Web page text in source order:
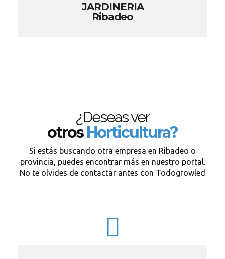
JARDINERIA
Ribadeo
¿Deseas ver
otrosHorticultura?
Si estás buscando otra empresa en Ribadeo o
provincia, puedes encontrar más en nuestro portal.
No te olvides de contactar antes con Todogrowled